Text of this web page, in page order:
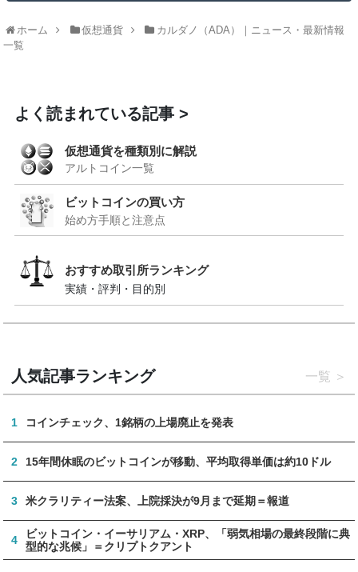
ホーム 仮想通貨
カルダノ（ADA）｜ニュース・最新情報
一覧
よく読まれている記事
仮想通貨を種類別に解説
アルトコイン一覧
ビットコインの買い方
始め方手順と注意点
おすすめ取引所ランキング
実績・評判・目的別
人気記事ランキング 一覧
1 コインチェック、1銘柄の上場廃止を発表
2 15年間休眠のビットコインが移動、平均取得単価は約10ドル
3 米クラリティー法案、上院採決が9月まで延期＝報道
4
ビットコイン・イーサリアム・XRP、「弱気相場の最終段階に典
型的な兆候」＝クリプトクアント